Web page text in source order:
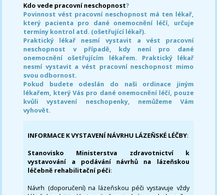
Kdo vede pracovní neschopnost?
Povinnost vést pracovní neschopnost má ten lékař,
který pacienta pro dané onemocnění léčí, určuje
termíny kontrol atd. (ošetřující lékař).
Praktický lékař nesmí vystavit a vést pracovní
neschopnost v případě, kdy není pro dané
onemocnění ošetřujícím lékařem. Praktický lékař
nesmí vystavit a vést pracovní neschopnost mimo
svou odbornost.
Pokud budete odeslán do naši ordinace jiným
lékařem, který Vás pro dané onemocnění léčí, pouze
kvůli vystavení neschopenky, nemůžeme Vám
vyhovět.
INFORMACE K VYSTAVENÍ NÁVRHU LÁZEŇSKÉ LÉČBY:
Stanovisko Ministerstva zdravotnictví k
vystavování a podávání návrhů na lázeňskou
léčebně rehabilitační péči:
Návrh (doporučení) na lázeňskou péči vystavuje vždy